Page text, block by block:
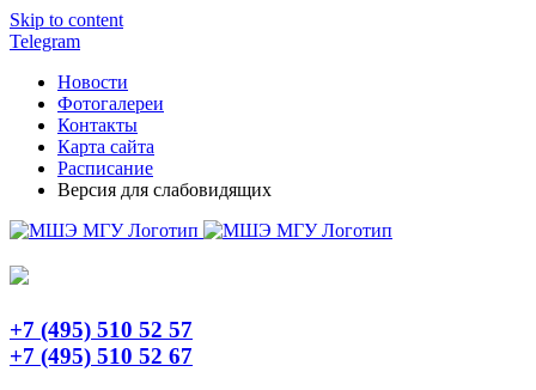
Skip to content
Telegram
Новости
Фотогалереи
Контакты
Карта сайта
Расписание
Версия для слабовидящих
+7 (495) 510 52 57
+7 (495) 510 52 67